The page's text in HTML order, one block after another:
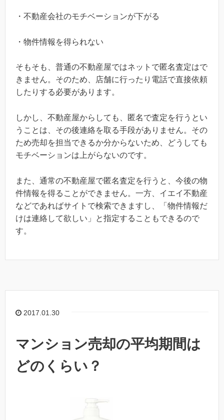
・不動産会社のモチベーションが下がる
・物件情報を得られない
そもそも、普通の不動産屋ではネットで匿名査定はで
きません。そのため、店舗に行ったり電話で直接依頼
したりする必要があります。
しかし、不動産屋からしても、匿名で査定を行うとい
うことは、その後連絡を取る手段がありません。その
ため売却を担当できるか分からないため、どうしても
モチベーションは上がらないのです。
また、通常の不動産屋で匿名査定を行うと、今後の物
件情報を得ることができません。一方、イエイ不動産
などであればサイトで検索できますし、「物件情報だ
けは連絡して欲しい」と指定することもできるので
す。
2017.01.30
マンション売却の平均期間は
どのくらい？